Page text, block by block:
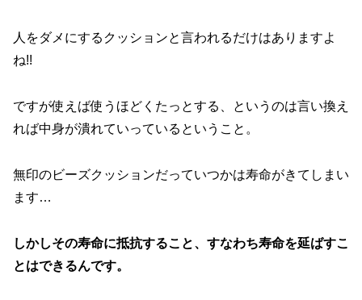
人をダメにするクッションと言われるだけはありますよ
ね!!
ですが使えば使うほどくたっとする、というのは言い換え
れば中身が潰れていっているということ。
無印のビーズクッションだっていつかは寿命がきてしまい
ます…
しかしその寿命に抵抗すること、すなわち寿命を延ばすこ
とはできるんです。